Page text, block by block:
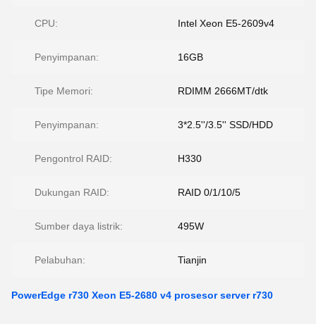
CPU: Intel Xeon E5-2609v4
Penyimpanan: 16GB
Tipe Memori: RDIMM 2666MT/dtk
Penyimpanan: 3*2.5''/3.5'' SSD/HDD
Pengontrol RAID: H330
Dukungan RAID: RAID 0/1/10/5
Sumber daya listrik: 495W
Pelabuhan: Tianjin
PowerEdge r730 Xeon E5-2680 v4 prosesor server r730